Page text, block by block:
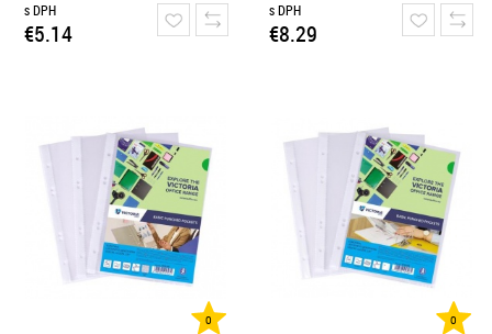
s DPH
€5.14
s DPH
€8.29
0 0